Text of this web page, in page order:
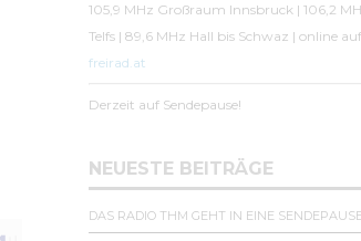
105,9 MHz Großraum Innsbruck | 106,2
Telfs | 89,6 MHz Hall bis Schwaz | online auf
freirad.at
Derzeit auf Sendepause!
NEUESTE BEITRÄGE
DAS RADIO THM GEHT IN EINE